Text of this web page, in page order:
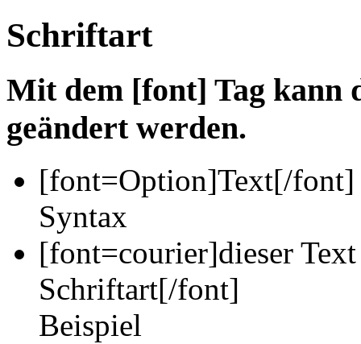
Schriftart
Mit dem [font] Tag kann
geändert werden.
[font=Option]Text[/font]
Syntax
[font=courier]dieser
Schriftart[/font]
Beispiel